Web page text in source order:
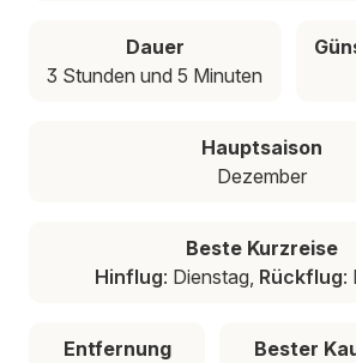
Dauer
3 Stunden und 5 Minuten
Hauptsaison
Dezember
Beste Kurzreise
Hinflug: Dienstag, Rückflug:
Entfernung
Bester